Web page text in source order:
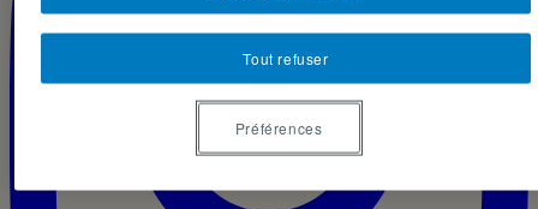
Tout refuser
Préférences